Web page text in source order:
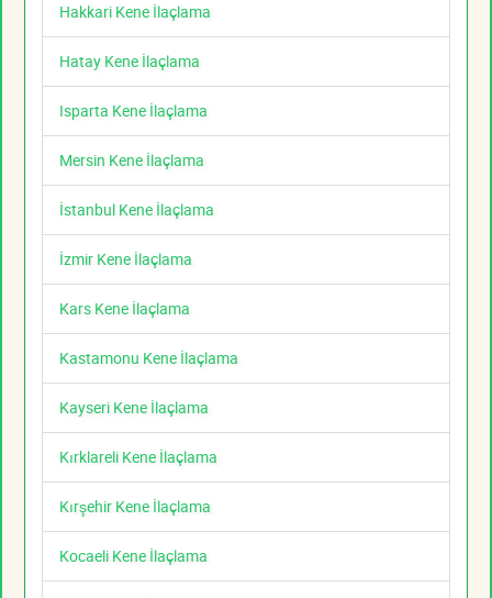
Hakkari Kene İlaçlama
Hatay Kene İlaçlama
Isparta Kene İlaçlama
Mersin Kene İlaçlama
İstanbul Kene İlaçlama
İzmir Kene İlaçlama
Kars Kene İlaçlama
Kastamonu Kene İlaçlama
Kayseri Kene İlaçlama
Kırklareli Kene İlaçlama
Kırşehir Kene İlaçlama
Kocaeli Kene İlaçlama